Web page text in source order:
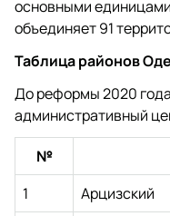
основными
объединяет 91
Таблица районов
До реформы 2020
административный
№
1
Арцизский